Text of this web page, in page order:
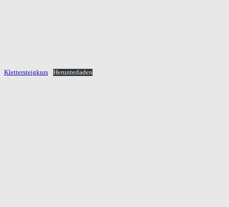
Klettersteigkurs Herunterladen